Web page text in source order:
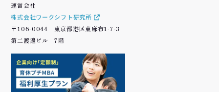
運営会社
株式会社ワークシフト研究所
〒106-0044 東京都港区東麻布1-7-3
第二渡邊ビル 7階